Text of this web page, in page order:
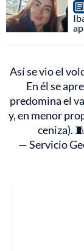
Así se vio el
En él se
predomina el
y, en menor
ceniza).
— Servicio